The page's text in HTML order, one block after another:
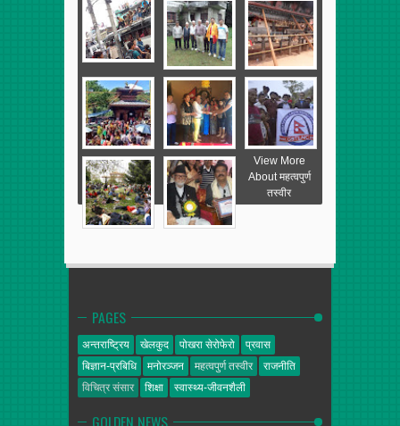
View More
About महत्वपुर्ण
तस्वीर
PAGES
अन्तराष्ट्रिय खेलकुद पोखरा सेरोफेरो
प्रवास
बिज्ञान-प्रबिधि
मनोरञ्जन महत्वपुर्ण तस्वीर
राजनीति
विचित्र संसार
शिक्षा स्वास्थ्य-जीवनशैली
GOLDEN NEWS